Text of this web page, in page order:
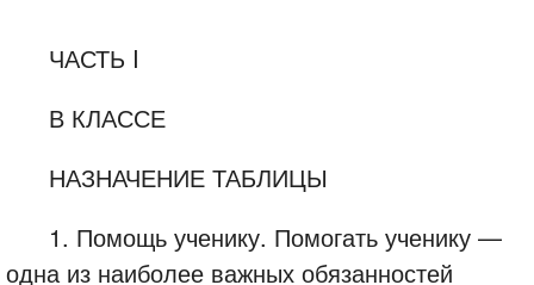
ЧАСТЬ I
В КЛАССЕ
НАЗНАЧЕНИЕ ТАБЛИЦЫ
1. Помощь ученику. Помогать ученику —
одна из наиболее важных обязанностей